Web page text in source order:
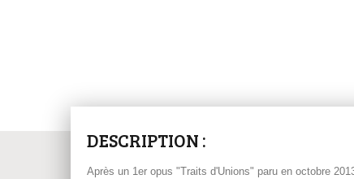
DESCRIPTION :
Après un 1er opus "Traits d'Unions" paru en octobre